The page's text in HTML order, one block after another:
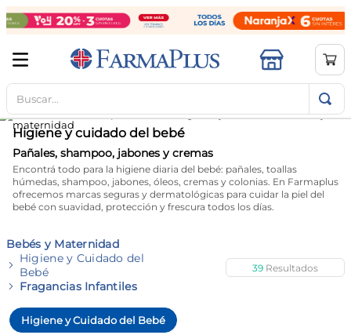
Buscar...
Higiene y cuidado del bebé
Pañales, shampoo, jabones y cremas
Encontrá todo para la higiene diaria del bebé: pañales, toallas
húmedas, shampoo, jabones, óleos, cremas y colonias. En Farmaplus
ofrecemos marcas seguras y dermatológicas para cuidar la piel del
bebé con suavidad, protección y frescura todos los días.
Bebés y Maternidad
Higiene y Cuidado del
Bebé
Fragancias Infantiles
39
Higiene y Cuidado del Bebé
TÉRMINOS MÁS BUSCADOS
1.
mela b3
2
cerave limpieza
3.
creatina
4.
loreal
6.
proteina
7.
ibuprofeno
8.
contorno ojos